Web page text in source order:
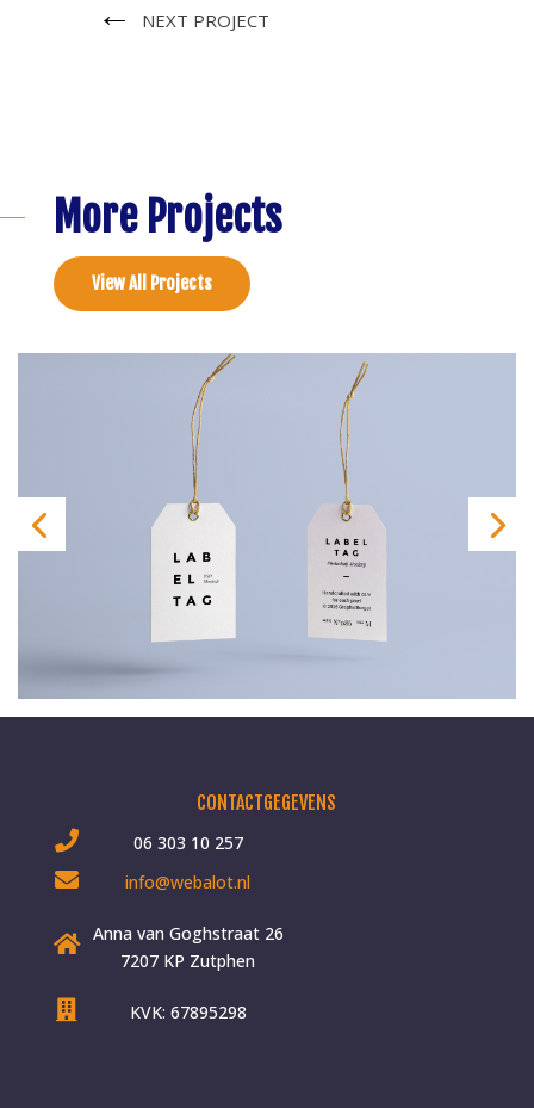
← NEXT PROJECT
More Projects
View All Projects
CONTACTGEGEVENS
06 303 10 257
info@webalot.nl
Anna van Goghstraat 26
7207 KP Zutphen
KVK: 67895298